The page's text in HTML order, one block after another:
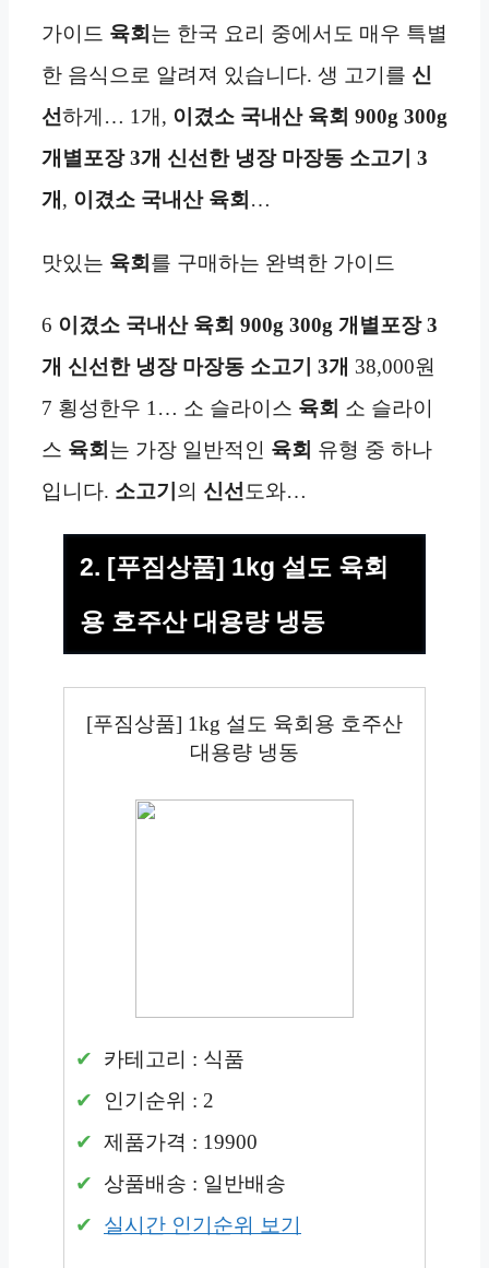
가이드 육회 는 한국 요리 중에서도 매우 특별
한 음식으로 알려져 있습니다. 생 고기를 신
선하게… 1개, 이겼소 국내산 육회 900g 300g
개별포장 3개 신선한 냉장 마장동 소고기
3
개 , 이겼소 국내산 육회 …
맛있는 육회 를 구매하는 완벽한 가이드
6 이겼소 국내산 육회 900g 300g 개별포장 3
개 신선한 냉장 마장동 소고기 3개 38,000원
7 횡성한우 1… 소 슬라이스 육회 소 슬라이
스 육회 는 가장 일반적인 육회 유형 중 하나
입니다. 소고기 의 신선 도와…
2. [푸짐상품] 1kg 설도 육회
용 호주산 대용량 냉동
[푸짐상품] 1kg 설도 육회용 호주산
대용량 냉동
카테고리 : 식품
인기순위 : 2
제품가격 : 19900
상품배송 : 일반배송
실시간 인기순위 보기